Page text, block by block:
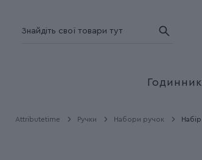
Attributetime Ручки Набори ручок